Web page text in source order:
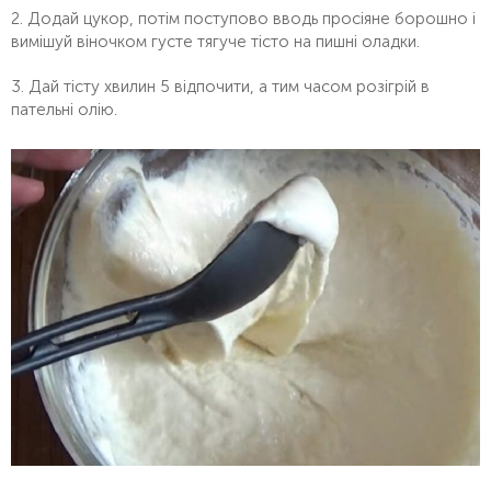
2. Додай цукор, потім поступово вводь просіяне борошно і
вимішуй віночком густе тягуче тісто на пишні оладки.
3. Дай тісту хвилин 5 відпочити, а тим часом розігрій в
пательні олію.